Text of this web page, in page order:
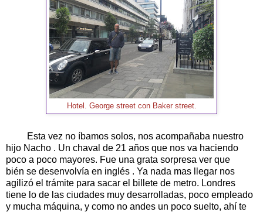
Hotel. George street con Baker street.
Esta vez no íbamos solos, nos acompañaba nuestro
hijo Nacho . Un chaval de 21 años que nos va haciendo
poco a poco mayores. Fue una grata sorpresa ver que
bién se desenvolvía en inglés . Ya nada mas llegar nos
agilizó el trámite para sacar el billete de metro. Londres
tiene lo de las ciudades muy desarrolladas, poco empleado
y mucha máquina, y como no andes un poco suelto, ahí te